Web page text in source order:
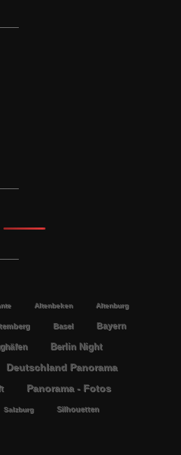
Altenbeken Altenburg
Basel Bayern
Berlin Night
Deutschland Panorama
Panorama - Fotos
Salzburg Silhouetten